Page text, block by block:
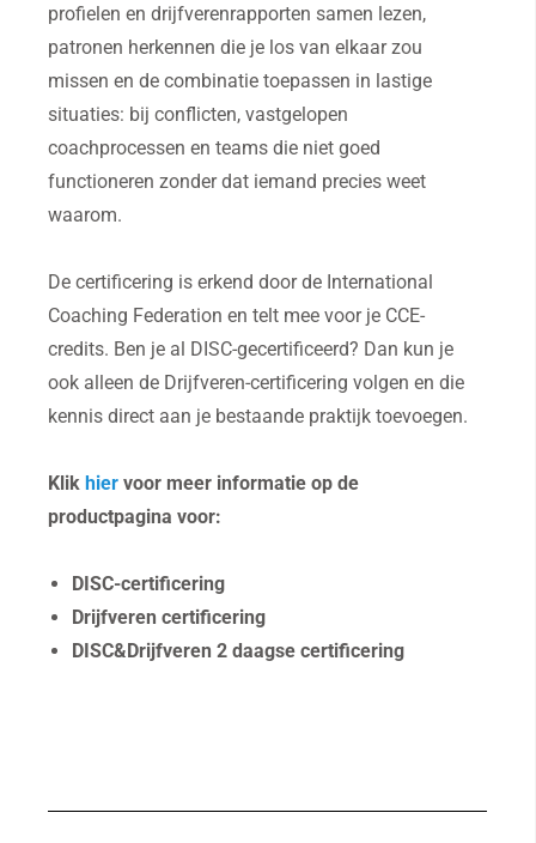
profielen en drijfverenrapporten samen lezen,
patronen herkennen die je los van elkaar zou
missen en de combinatie toepassen in lastige
situaties: bij conflicten, vastgelopen
coachprocessen en teams die niet goed
functioneren zonder dat iemand precies weet
waarom.
De certificering is erkend door de International
Coaching Federation en telt mee voor je CCE-
credits. Ben je al DISC-gecertificeerd? Dan kun je
ook alleen de Drijfveren-certificering volgen en die
kennis direct aan je bestaande praktijk toevoegen.
Klik hier voor meer informatie op de
productpagina voor:
DISC-certificering
Drijfveren certificering
DISC&Drijfveren 2 daagse certificering